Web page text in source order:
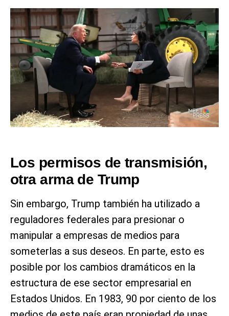
Los permisos de transmisión,
otra arma de Trump
Sin embargo, Trump también ha utilizado a
reguladores federales para presionar o
manipular a empresas de medios para
someterlas a sus deseos. En parte, esto es
posible por los cambios dramáticos en la
estructura de ese sector empresarial en
Estados Unidos. En 1983, 90 por ciento de los